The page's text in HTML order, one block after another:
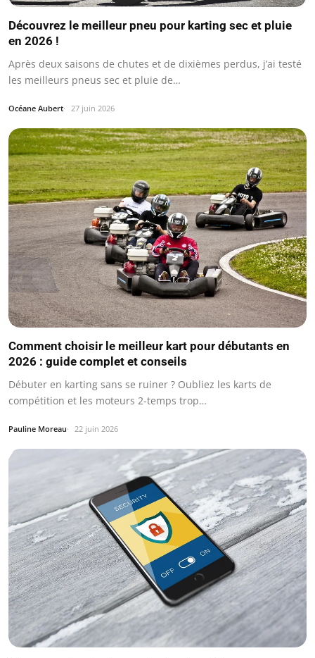
Découvrez le meilleur pneu pour karting sec et pluie
en 2026 !
Après deux saisons de chutes et de dixièmes perdus, j’ai testé
les meilleurs pneus sec et pluie de…
Océane Aubert 27 juin 2026
Comment choisir le meilleur kart pour débutants en
2026 : guide complet et conseils
Débuter en karting sans se ruiner ? Oubliez les karts de
compétition et les moteurs 2-temps trop…
Pauline Moreau 22 juin 2026